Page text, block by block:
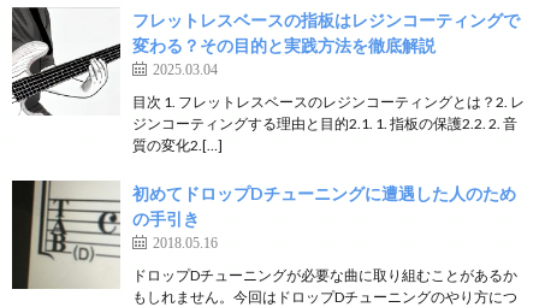
フレットレスベースの指板はレジンコーティングで
変わる？その目的と実践方法を徹底解説
2025.03.04
目次 1. フレットレスベースのレジンコーティングとは？2. レ
ジンコーティングする理由と目的2.1. 1. 指板の保護2.2. 2. 音
質の変化2.[…]
初めてドロップDチューニングに遭遇した人のため
の手引き
2018.05.16
ドロップDチューニングが必要な曲に取り組むことがあるか
もしれません。今回はドロップDチューニングのやり方につ